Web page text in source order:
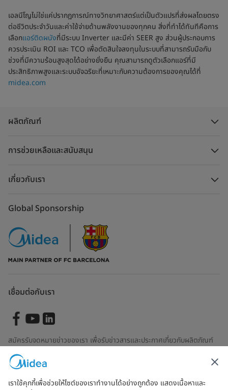
เอลนีโญไม่ใช่แค่ปรากฏการณ์ทางวิทยาศาสตร์แต่เป็นตัวแปรที่ส่งผลโดยตรง
ต่อชีวิตประจำวันและค่าใช้จ่ายด้านพลังงานของทุกคน สิ่งที่ทำได้ทันทีคือการ
เลือกแอร์ติดผนังที่มีระบบ Inverter และมีค่า SEER สูง ส่วนผู้ประกอบการ
ควรประเมิน ROI และ TCO เพื่อตัดสินใจลงทุนในระบบที่สามารถรับมือกับ
ช่วงที่มีความร้อนสูงสุดได้อย่างยั่งยืน คุณสามารถดูตัวเลือกแอร์ที่มี
ประสิทธิภาพสูงและระบบอัจฉริยะที่เหมาะกับความต้องการของคุณได้ที่
midea.com
ผลิตภัณฑ์
การช่วยเหลือและสนับสนุน
เกี่ยวกับเรา
Global Sponsorship
เชื่อมต่อกับเรา
สมัครรับจดหมายข่าวของเรา เพื่อรับข่าวสารและประกาศเกี่ยวกับผลิตภัณฑ์
ล่าสุด
เราใช้คุกกี้เพื่อช่วยให้ไซต์ของเราทำงานได้อย่างถูกต้อง แสดงเนื้อหาและ